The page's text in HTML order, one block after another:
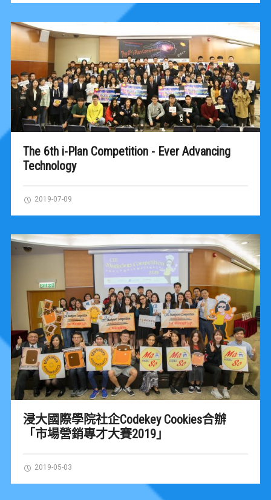
The 6th i-Plan Competition - Ever Advancing
Technology
2019-07-09
浸大國際學院社企Codekey Cookies合辦
「市場營銷專才大賽2019」
2019-05-03